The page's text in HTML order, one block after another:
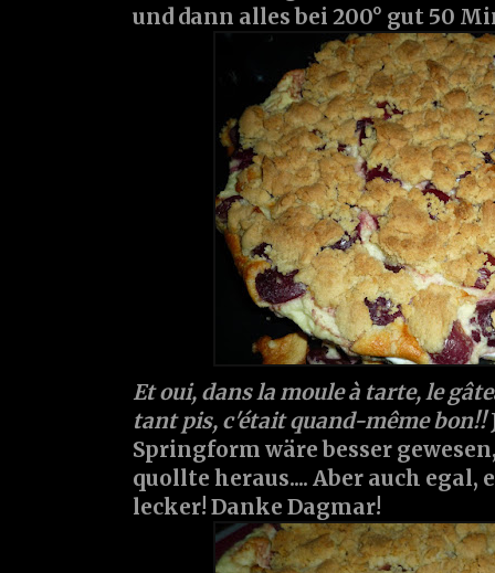
und dann alles bei 200° gut 50
Et oui, dans la moule à tarte, le
tant pis, c'était quand-même bon!!
Springform wäre besser
quollte heraus.... Aber auch egal,
lecker! Danke Dagmar!